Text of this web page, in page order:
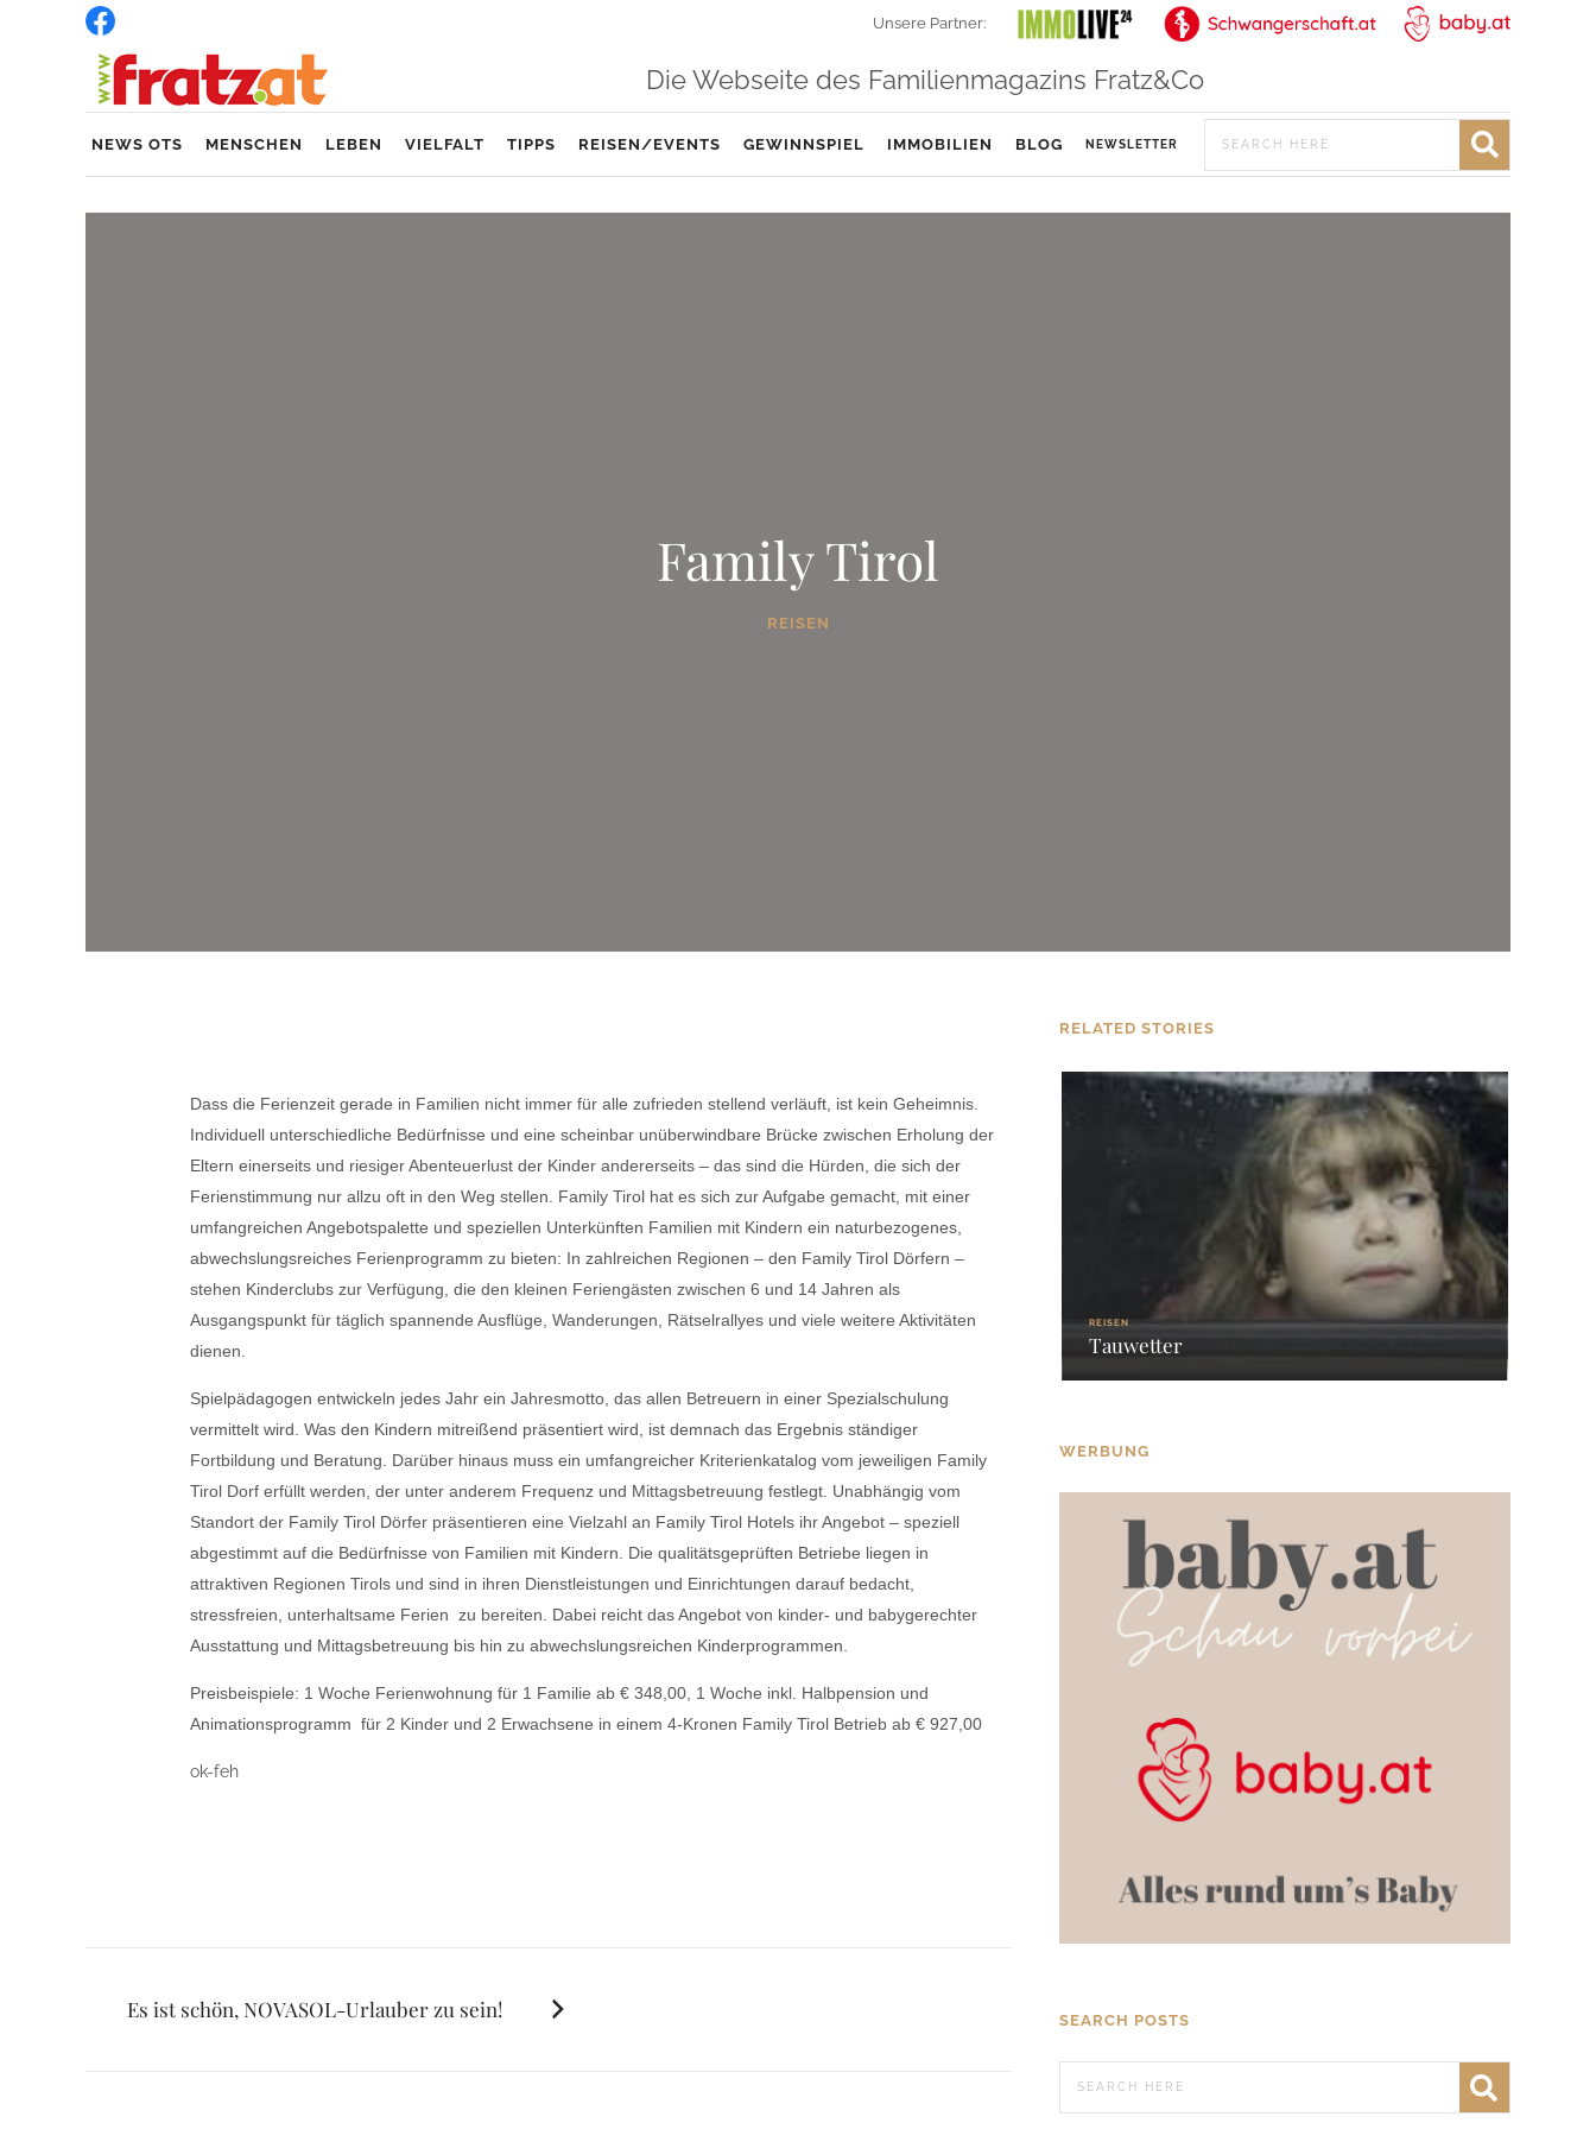
Unsere Partner:
Die Webseite des Familienmagazins Fratz&Co
NEWS OTS MENSCHEN LEBEN VIELFALT TIPPS REISEN/EVENTS GEWINNSPIEL IMMOBILIEN BLOG NEWSLETTER
Family Tirol
REISEN
Dass die Ferienzeit gerade in Familien nicht immer für alle zufrieden stellend verläuft, ist kein Geheimnis.
Individuell unterschiedliche Bedürfnisse und eine scheinbar unüberwindbare Brücke zwischen Erholung der
Eltern einerseits und riesiger Abenteuerlust der Kinder andererseits – das sind die Hürden, die sich der
Ferienstimmung nur allzu oft in den Weg stellen. Family Tirol hat es sich zur Aufgabe gemacht, mit einer
umfangreichen Angebotspalette und speziellen Unterkünften Familien mit Kindern ein naturbezogenes,
abwechslungsreiches Ferienprogramm zu bieten: In zahlreichen Regionen – den Family Tirol Dörfern –
stehen Kinderclubs zur Verfügung, die den kleinen Feriengästen zwischen 6 und 14 Jahren als
Ausgangspunkt für täglich spannende Ausflüge, Wanderungen, Rätselrallyes und viele weitere Aktivitäten
dienen.
Spielpädagogen entwickeln jedes Jahr ein Jahresmotto, das allen Betreuern in einer Spezialschulung
vermittelt wird. Was den Kindern mitreißend präsentiert wird, ist demnach das Ergebnis ständiger
Fortbildung und Beratung. Darüber hinaus muss ein umfangreicher Kriterienkatalog vom jeweiligen Family
Tirol Dorf erfüllt werden, der unter anderem Frequenz und Mittagsbetreuung festlegt. Unabhängig vom
Standort der Family Tirol Dörfer präsentieren eine Vielzahl an Family Tirol Hotels ihr Angebot – speziell
abgestimmt auf die Bedürfnisse von Familien mit Kindern. Die qualitätsgeprüften Betriebe liegen in
attraktiven Regionen Tirols und sind in ihren Dienstleistungen und Einrichtungen darauf bedacht,
stressfreien, unterhaltsame Ferien zu bereiten. Dabei reicht das Angebot von kinder- und babygerechter
Ausstattung und Mittagsbetreuung bis hin zu abwechslungsreichen Kinderprogrammen.
Preisbeispiele: 1 Woche Ferienwohnung für 1 Familie ab € 348,00, 1 Woche inkl. Halbpension und
Animationsprogramm für 2 Kinder und 2 Erwachsene in einem 4-Kronen Family Tirol Betrieb ab € 927,00
ok-feh
Posts
Es ist schön, NOVASOL-Urlauber zu sein!
RELATED STORIES
REISEN
Tauwetter
WERBUNG
SEARCH POSTS